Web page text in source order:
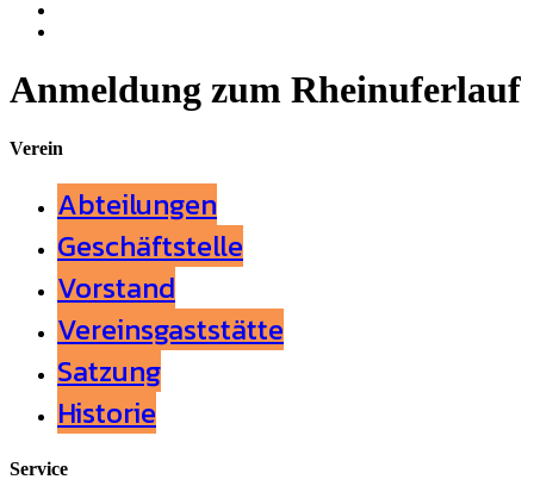
Anmeldung zum Rheinuferlauf
Verein
Abteilungen
Geschäftstelle
Vorstand
Vereinsgaststätte
Satzung
Historie
Service